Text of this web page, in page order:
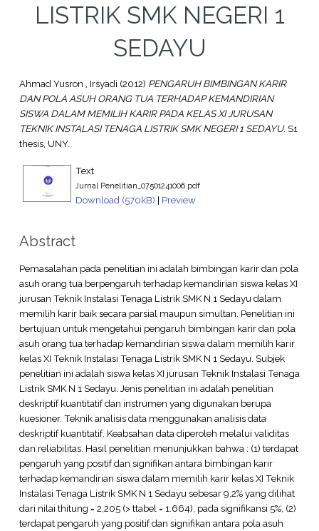
LISTRIK SMK NEGERI 1
SEDAYU
Ahmad Yusron , Irsyadi (2012) PENGARUH BIMBINGAN KARIR
DAN POLA ASUH ORANG TUA TERHADAP KEMANDIRIAN
SISWA DALAM MEMILIH KARIR PADA KELAS XI JURUSAN
TEKNIK INSTALASI TENAGA LISTRIK SMK NEGERI 1 SEDAYU. S1
thesis, UNY.
Text
Jurnal Penelitian_07501241006.pdf
Download (570kB) | Preview
Abstract
Pemasalahan pada penelitian ini adalah bimbingan karir dan pola
asuh orang tua berpengaruh terhadap kemandirian siswa kelas XI
jurusan Teknik Instalasi Tenaga Listrik SMK N 1 Sedayu dalam
memilih karir baik secara parsial maupun simultan. Penelitian ini
bertujuan untuk mengetahui pengaruh bimbingan karir dan pola
asuh orang tua terhadap kemandirian siswa dalam memilih karir
kelas XI Teknik Instalasi Tenaga Listrik SMK N 1 Sedayu. Subjek
penelitian ini adalah siswa kelas XI jurusan Teknik Instalasi Tenaga
Listrik SMK N 1 Sedayu. Jenis penelitian ini adalah penelitian
deskriptif kuantitatif dan instrumen yang digunakan berupa
kuesioner. Teknik analisis data menggunakan analisis data
deskriptif kuantitatif. Keabsahan data diperoleh melalui validitas
dan reliabilitas. Hasil penelitian menunjukkan bahwa : (1) terdapat
pengaruh yang positif dan signifikan antara bimbingan karir
terhadap kemandirian siswa dalam memilih karir kelas XI Teknik
Instalasi Tenaga Listrik SMK N 1 Sedayu sebesar 9,2% yang dilihat
dari nilai thitung = 2,205 (> ttabel = 1.664), pada signifikansi 5%, (2)
terdapat pengaruh yang positif dan signifikan antara pola asuh